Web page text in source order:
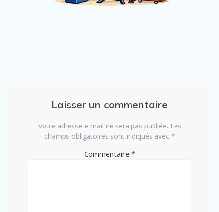
Laisser un commentaire
Votre adresse e-mail ne sera pas publiée. Les
champs obligatoires sont indiqués avec *
Commentaire *